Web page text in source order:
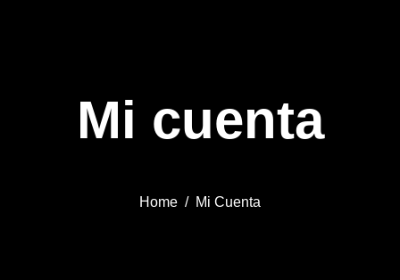
Mi cuenta
Home Mi Cuenta